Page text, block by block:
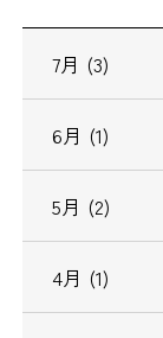
7月 (3)
6月 (1)
5月 (2)
4月 (1)